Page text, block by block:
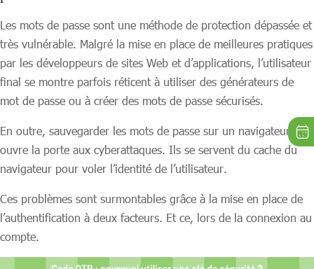
Les mots de passe sont une méthode de protection dépassée et
très vulnérable. Malgré la mise en place de meilleures pratiques
par les développeurs de sites Web et d’applications, l’utilisateur
final se montre parfois réticent à utiliser des générateurs de
mot de passe ou à créer des mots de passe sécurisés.
En outre, sauvegarder les mots de passe sur un navigateur
ouvre la porte aux cyberattaques. Ils se servent du cache du
navigateur pour voler l’identité de l’utilisateur.
Ces problèmes sont surmontables grâce à la mise en place de
l’authentification à deux facteurs. Et ce, lors de la connexion au
compte.